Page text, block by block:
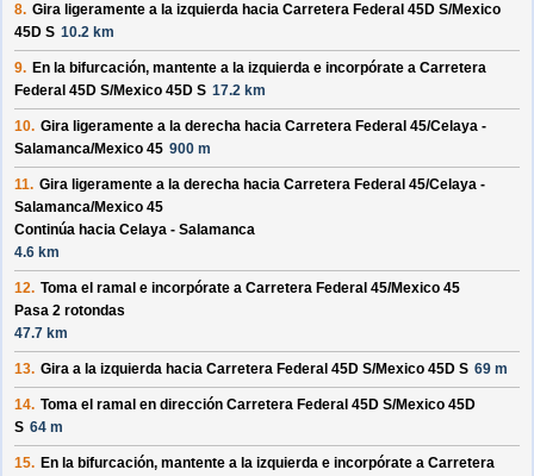
8. Gira ligeramente a la izquierda hacia Carretera Federal 45D S/Mexico
45D S 10.2 km
9. En la bifurcación, mantente a la izquierda e incorpórate a Carretera
Federal 45D S/Mexico 45D S 17.2 km
10. Gira ligeramente a la derecha hacia Carretera Federal 45/Celaya -
Salamanca/Mexico 45 900 m
11. Gira ligeramente a la derecha hacia Carretera Federal 45/Celaya -
Salamanca/Mexico 45
Continúa hacia Celaya - Salamanca
4.6 km
12. Toma el ramal e incorpórate a Carretera Federal 45/Mexico 45
Pasa 2 rotondas
47.7 km
13. Gira a la izquierda hacia Carretera Federal 45D S/Mexico 45D S 69 m
14. Toma el ramal en dirección Carretera Federal 45D S/Mexico 45D
S 64 m
15. En la bifurcación, mantente a la izquierda e incorpórate a Carretera